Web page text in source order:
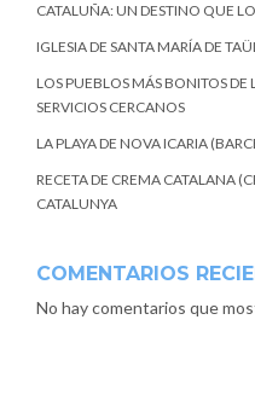
CATALUÑA: UN DESTINO QUE
IGLESIA DE SANTA MARÍA DE
LOS PUEBLOS MÁS BONITOS DE
SERVICIOS CERCANOS
LA PLAYA DE NOVA ICARIA
RECETA DE CREMA CATALANA
CATALUNYA
COMENTARIOS
No hay comentarios que